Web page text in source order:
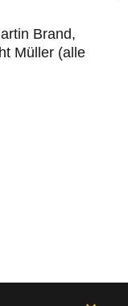
Brand,
Müller (alle